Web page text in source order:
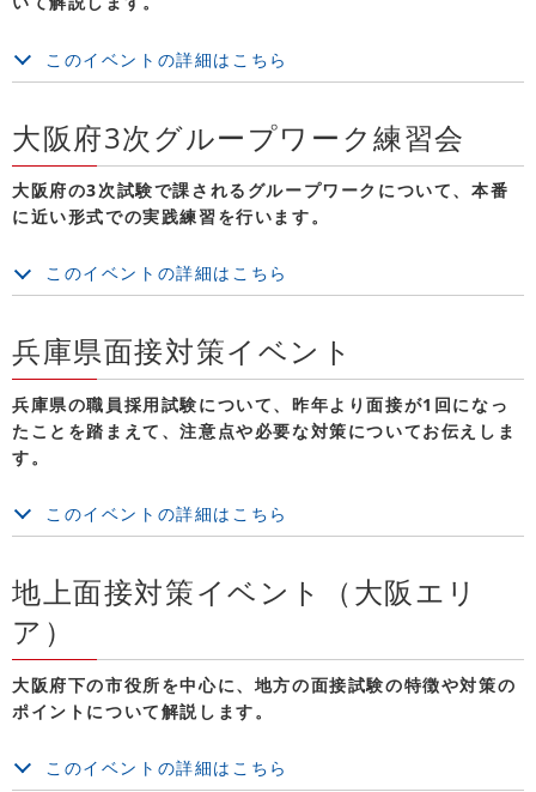
このイベントの詳細はこちら
大阪府3次グループワーク練習会
大阪府の3次試験で課されるグループワークについて、本番
に近い形式での実践練習を行います。
このイベントの詳細はこちら
兵庫県面接対策イベント
兵庫県の職員採用試験について、昨年より面接が1回になっ
たことを踏まえて、注意点や必要な対策についてお伝えしま
す。
このイベントの詳細はこちら
地上面接対策イベント（大阪エリ
ア）
大阪府下の市役所を中心に、地方の面接試験の特徴や対策の
ポイントについて解説します。
このイベントの詳細はこちら